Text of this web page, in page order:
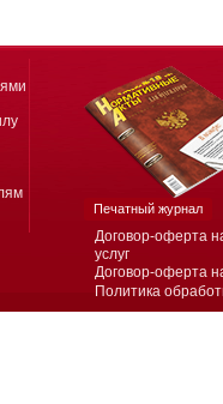
Договор-оферта
услуг
Договор-оферта
Политика
Печатный журнал